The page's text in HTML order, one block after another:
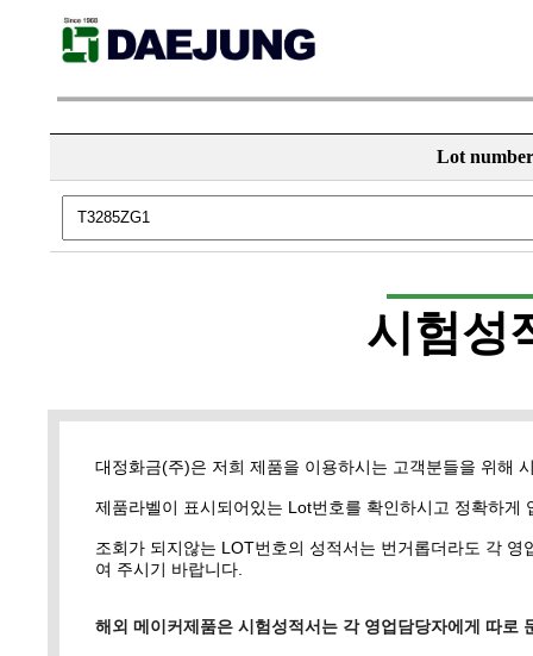
Lot number
시험성
대정화금(주)은 저희 제품을 이용하시는 고객분들을 위해
제품라벨이 표시되어있는 Lot번호를 확인하시고 정확하게
조회가 되지않는 LOT번호의 성적서는 번거롭더라도 각
여 주시기 바랍니다.
해외 메이커제품은 시험성적서는 각 영업담당자에게 따로